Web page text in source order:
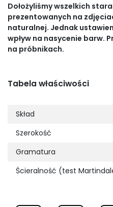
Dołożyliśmy wszelkich
prezentowanych na
naturalnej. Jednak
wpływ na nasycenie barw.
na próbnikach.
Tabela właściwości
Skład
Szerokość
Gramatura
Ścieralność (test